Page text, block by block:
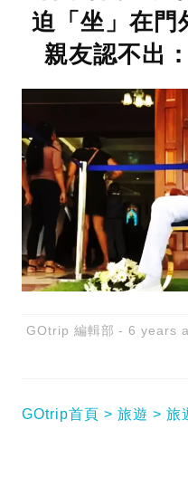
迫「坐」在門
親友認不出
GOtrip 編輯部 6 years
GOtrip首頁 旅遊 旅